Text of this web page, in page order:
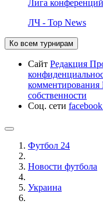
Лига конференций
ЛЧ - Top News
Ко всем турнирам
Сайт Редакция
комментирования
собственности
Соц. сети facebook
Футбол 24
Новости футбола
Украина